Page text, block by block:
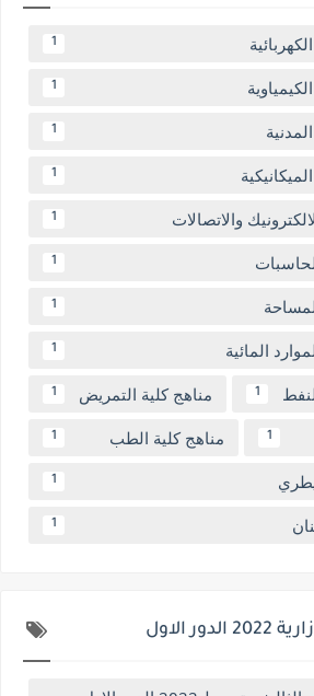
1
1
1
1
والاتصالات 1
1
1
المائية 1
1 مناهج كلية التمريض 1
1 مناهج كلية الطب 1
1
1
الاول